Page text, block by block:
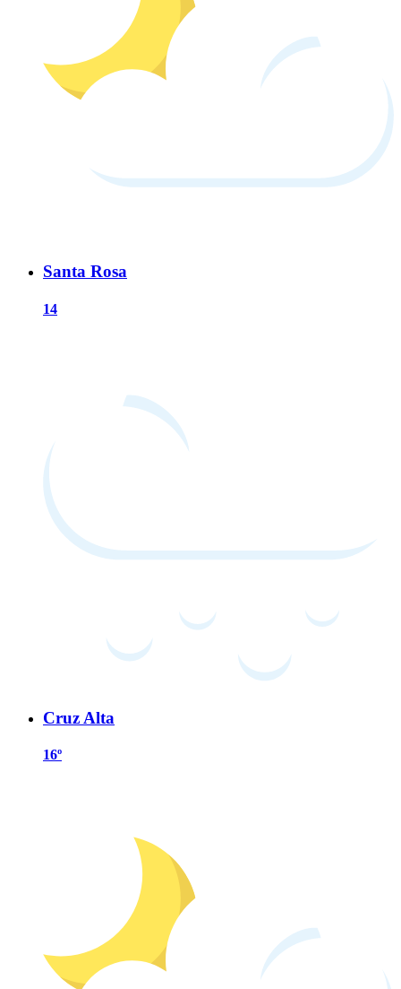
Santa Rosa
14
Cruz Alta
16º